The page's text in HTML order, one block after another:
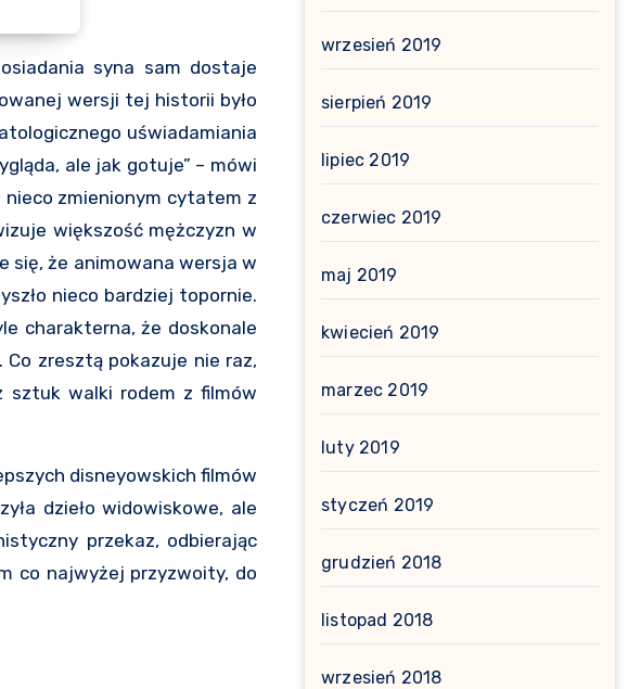
syna sam dostaje
wersji tej historii było
uświadamiania
ale jak gotuje” – mówi
zmienionym cytatem z
większość mężczyzn w
się, że animowana wersja w
nieco bardziej topornie.
charakterna, że doskonale
zresztą pokazuje nie raz,
sztuk walki rodem z filmów
disneyowskich filmów
dzieło widowiskowe, ale
przekaz, odbierając
co najwyżej przyzwoity, do
wrzesień 2019
sierpień 2019
lipiec 2019
czerwiec 2019
maj 2019
kwiecień 2019
marzec 2019
luty 2019
styczeń 2019
grudzień 2018
listopad 2018
wrzesień 2018